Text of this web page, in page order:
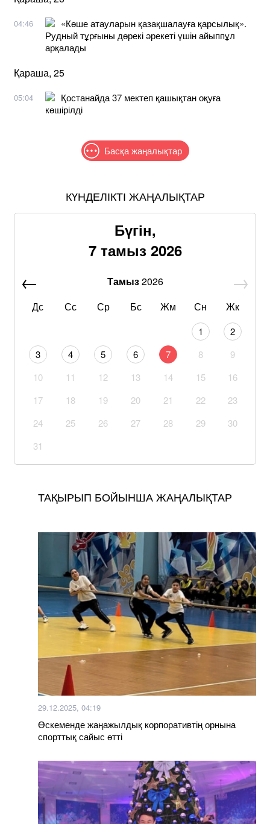
04:46
«Көше атауларын қазақшалауға қарсылық».
Рудный тұрғыны дөрекі әрекеті үшін айыппұл
арқалады
Қараша, 25
05:04
Қостанайда 37 мектеп қашықтан оқуға
көшірілді
Басқа жаңалықтар
КҮНДЕЛІКТІ ЖАҢАЛЫҚТАР
Бүгін,
7 тамыз 2026
Тамыз2026
Дс
Сс Ср Бс Жм Сн Жк
1
2
3
4 5 6 7 8
9
10
11 12 13 14 15
16
17
18 19 20 21 22
23
24
25 26 27 28 29
30
31
ТАҚЫРЫП БОЙЫНША ЖАҢАЛЫҚТАР
29.12.2025, 04:19
Өскеменде жаңажылдық корпоративтің орнына
спорттық сайыс өтті